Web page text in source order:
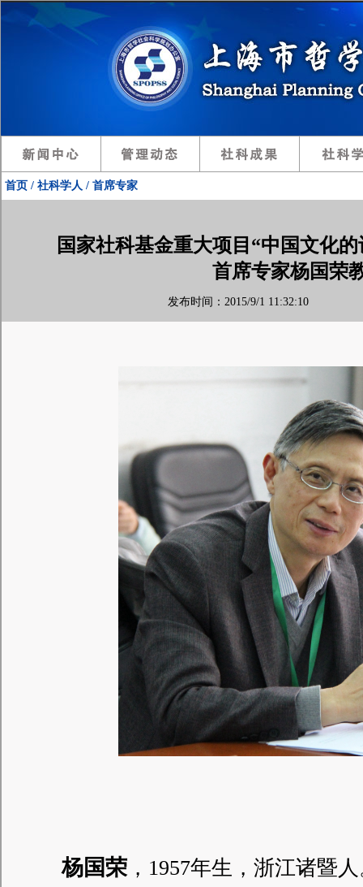
首页 / 社科学人 / 首席专家
国家社科基金重大项目“中国文化
首席专家杨国荣
发布时间：2015/9/1 11:32:10
杨国荣 ，1957年生，浙江诸暨